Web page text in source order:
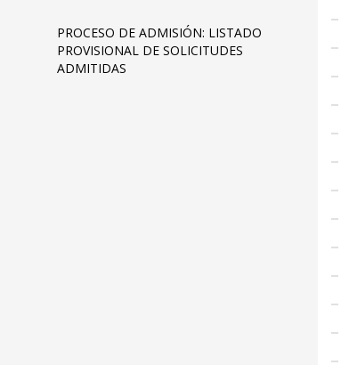
PROCESO DE ADMISIÓN: LISTADO
PROVISIONAL DE SOLICITUDES
ADMITIDAS